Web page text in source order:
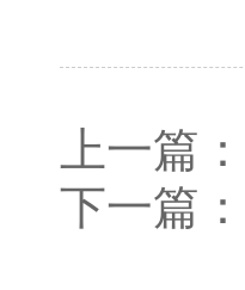
上一篇：
下一篇：